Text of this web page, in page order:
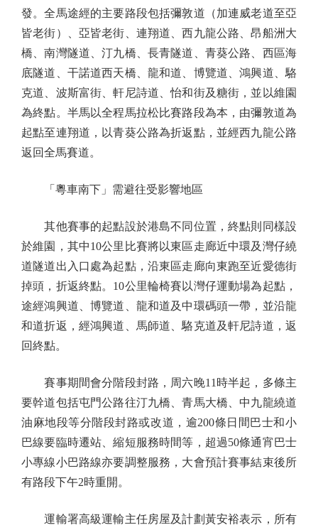
發。全馬途經的主要路段包括彌敦道（加連威老道至亞
皆老街）、亞皆老街、連翔道、西九龍公路、昂船洲大
橋、南灣隧道、汀九橋、長青隧道、青葵公路、西區海
底隧道、干諾道西天橋、龍和道、博覽道、鴻興道、駱
克道、波斯富街、軒尼詩道、怡和街及糖街，並以維園
為終點。半馬以全程馬拉松比賽路段為本，由彌敦道為
起點至連翔道，以青葵公路為折返點，並經西九龍公路
返回全馬賽道。
「粵車南下」需避往受影響地區
其他賽事的起點設於港島不同位置，終點則同樣設
於維園，其中10公里比賽將以東區走廊近中環及灣仔繞
道隧道出入口處為起點，沿東區走廊向東跑至近愛德街
掉頭，折返終點。10公里輪椅賽以灣仔運動場為起點，
途經鴻興道、博覽道、龍和道及中環碼頭一帶，並沿龍
和道折返，經鴻興道、馬師道、駱克道及軒尼詩道，返
回終點。
賽事期間會分階段封路，周六晚11時半起，多條主
要幹道包括屯門公路往汀九橋、青馬大橋、中九龍繞道
油麻地段等分階段封路或改道，逾200條日間巴士和小
巴線要臨時遷站、縮短服務時間等，超過50條通宵巴士
小專線小巴路線亦要調整服務，大會預計賽事結束後所
有路段下午2時重開。
運輸署高級運輸主任房屋及計劃黃安裕表示，所有